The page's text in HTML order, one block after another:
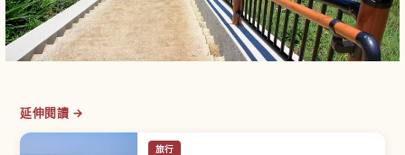
延伸閱讀 →
旅行